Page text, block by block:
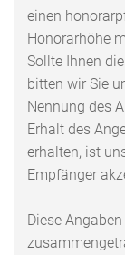
einen
Honorarhöhe
Sollte Ihnen
bitten wir Sie
Nennung des
Erhalt des
erhalten, ist
Empfänger
Diese